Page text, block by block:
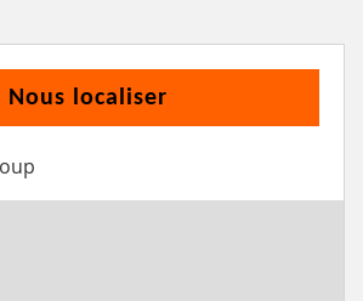
Nous localiser